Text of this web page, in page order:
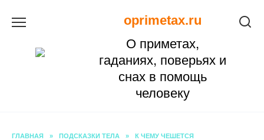
oprimetax.ru
О приметах,
гаданиях, поверьях и
снах в помощь
человеку
ГЛАВНАЯ » ПОДСКАЗКИ ТЕЛА » К ЧЕМУ ЧЕШЕТСЯ